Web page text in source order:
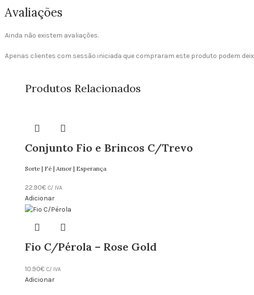
Avaliações
Ainda não existem avaliações.
Apenas clientes com sessão iniciada que compraram este produto podem
Produtos Relacionados
Conjunto Fio e Brincos C/Trevo
Sorte | Fé | Amor | Esperança
22.90€ C/ IVA
Adicionar
Fio C/Pérola – Rose Gold
10.90€ C/ IVA
Adicionar